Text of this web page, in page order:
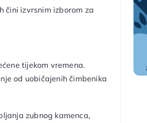
čini izvrsnim izborom za
tijekom vremena.
od uobičajenih čimbenika
zubnog kamenca,